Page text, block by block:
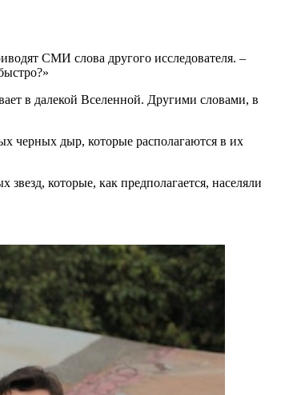
СМИ слова другого исследователя. –
в далекой Вселенной. Другими словами, в
черных дыр, которые располагаются в их
которые, как предполагается, населяли